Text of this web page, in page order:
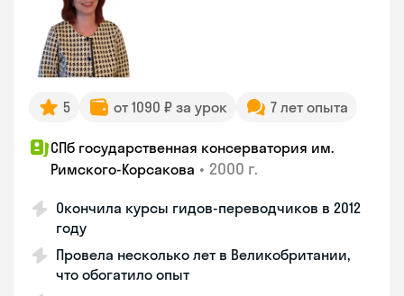
5 от 1090 ₽ за урок 7 лет опыта
СПб государственная консерватория им.
Римского-Корсакова • 2000 г.
Окончила курсы гидов-переводчиков в 2012
году
Провела несколько лет в Великобритании,
что обогатило опыт